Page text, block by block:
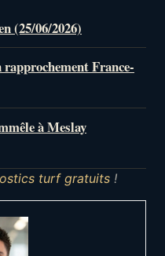
(25/06/2026)
France-
à Meslay
turf gratuits !